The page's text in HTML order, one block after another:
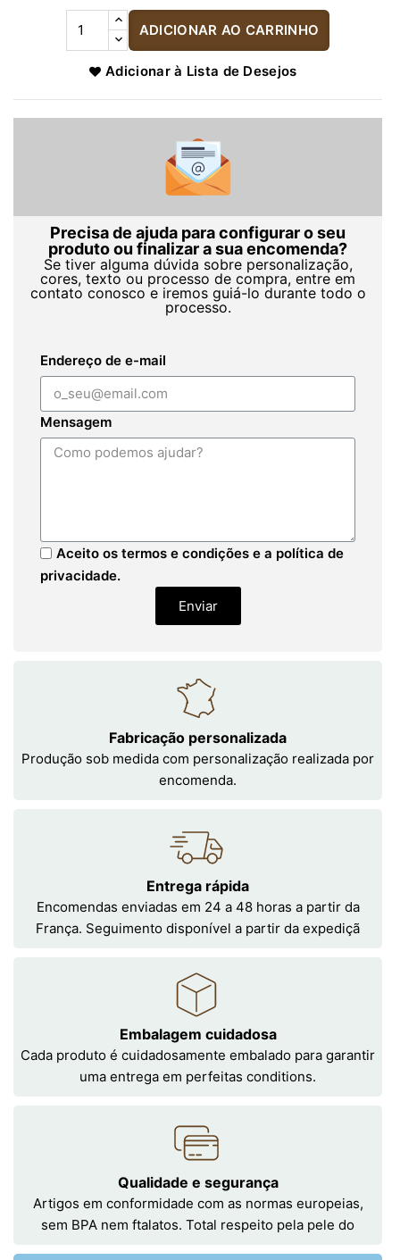
ADICIONAR AO CARRINHO
Adicionar à Lista de Desejos
Precisa de ajuda para configurar o seu
produto ou finalizar a sua encomenda?
Se tiver alguma dúvida sobre personalização,
cores, texto ou processo de compra, entre em
contato conosco e iremos guiá-lo durante todo o
processo.
Endereço de e-mail
Mensagem
Aceito os termos e condições e a política de
privacidade.
Enviar
Fabricação personalizada
Produção sob medida com personalização realizada por
encomenda.
Entrega rápida
Encomendas enviadas em 24 a 48 horas a partir da
França. Seguimento disponível a partir da expediçã
Embalagem cuidadosa
Cada produto é cuidadosamente embalado para garantir
uma entrega em perfeitas conditions.
Qualidade e segurança
Artigos em conformidade com as normas europeias,
sem BPA nem ftalatos. Total respeito pela pele do